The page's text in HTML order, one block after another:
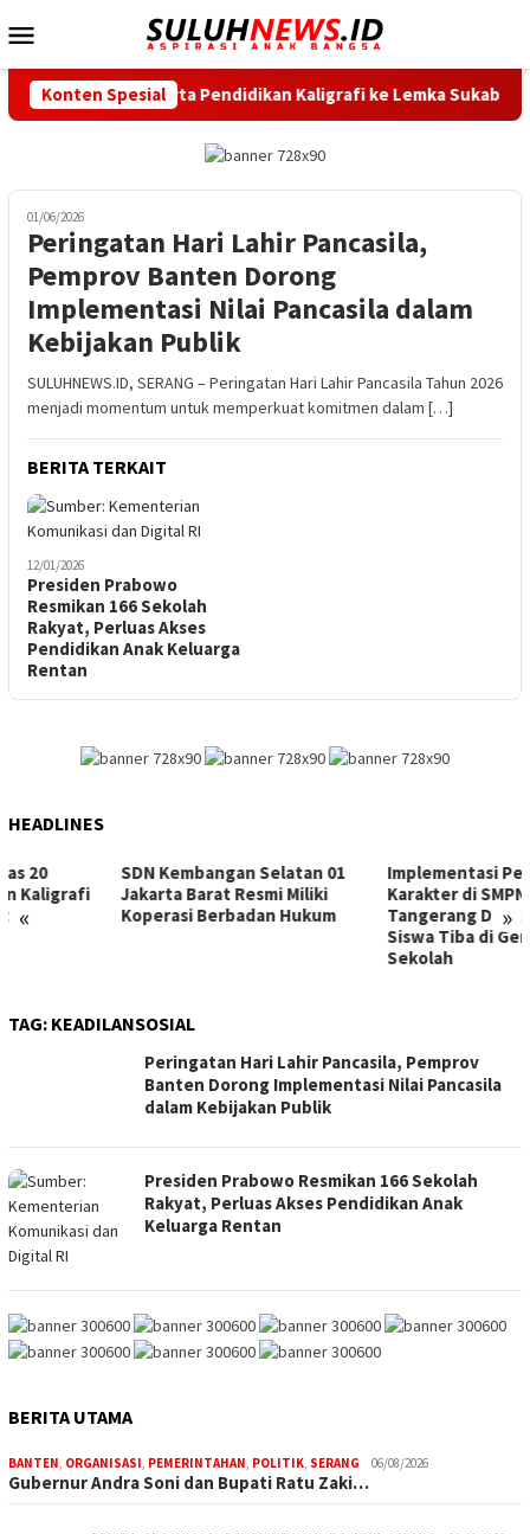
ke
Mobile
Konten Spesial
Lepas 20 Peserta Pendidikan Kaligrafi ke Lemka Sukabumi
01/06/2026
Peringatan Hari Lahir Pancasila,
Pemprov Banten Dorong
Implementasi Nilai Pancasila dalam
Kebijakan Publik
SULUHNEWS.ID, SERANG – Peringatan Hari Lahir Pancasila Tahun 2026
menjadi momentum untuk memperkuat komitmen dalam […]
BERITA TERKAIT
12/01/2026
Presiden Prabowo
Resmikan 166 Sekolah
Rakyat, Perluas Akses
Pendidikan Anak Keluarga
Rentan
HEADLINES
« »
SDN Kembangan Selatan 01
Jakarta Barat Resmi Miliki
Koperasi Berbadan Hukum
Implementasi Pendidikan
Karakter di SMPN 24 Kota
Tangerang Dimulai Sejak
Siswa Tiba di Gerbang
TAG: KEADILANSOSIAL
Peringatan Hari Lahir Pancasila, Pemprov
Banten Dorong Implementasi Nilai Pancasila
dalam Kebijakan Publik
Presiden Prabowo Resmikan 166 Sekolah
Rakyat, Perluas Akses Pendidikan Anak
Keluarga Rentan
BERITA UTAMA
BANTEN, ORGANISASI, PEMERINTAHAN, POLITIK, SERANG 06/08/2026
Gubernur Andra Soni dan Bupati Ratu Zaki…